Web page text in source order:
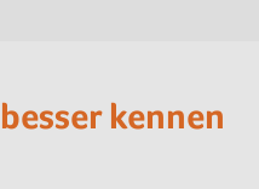
kennen